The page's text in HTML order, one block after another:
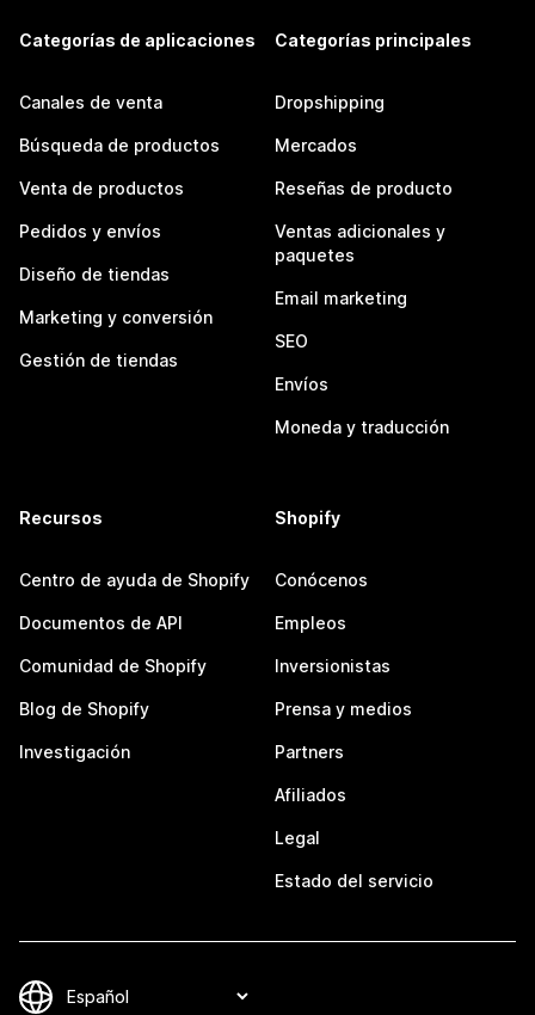
Categorías de aplicaciones
Canales de venta
Búsqueda de productos
Venta de productos
Pedidos y envíos
Diseño de tiendas
Marketing y conversión
Gestión de tiendas
Categorías principales
Dropshipping
Mercados
Reseñas de producto
Ventas adicionales y
paquetes
Email marketing
SEO
Envíos
Moneda y traducción
Recursos
Centro de ayuda de Shopify
Documentos de API
Comunidad de Shopify
Blog de Shopify
Investigación
Shopify
Conócenos
Empleos
Inversionistas
Prensa y medios
Partners
Afiliados
Legal
Estado del servicio